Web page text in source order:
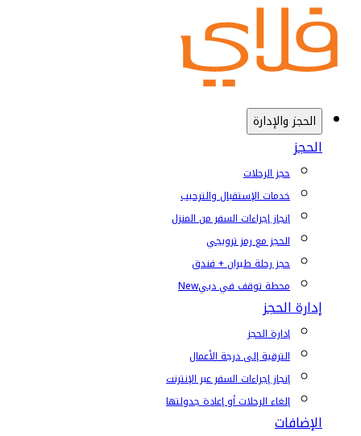
الحجز والإدارة
الحجز
حجز الرحلات
خدمات الإستقبال والترحيب
إنجاز إجراءات السفر من المنزل
الحجز مع رمز ترويجي
حجز رحلة طيران + فندق
محطة توقف في دبيNew
إدارة الحجز
إدارة الحجز
الترقية إلى درجة الأعمال
إنجاز إجراءات السفر عبر الإنترنت
إلغاء الرحلات أو إعادة جدولتها
الإضافات